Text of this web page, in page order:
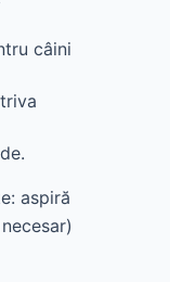
câini
aspiră